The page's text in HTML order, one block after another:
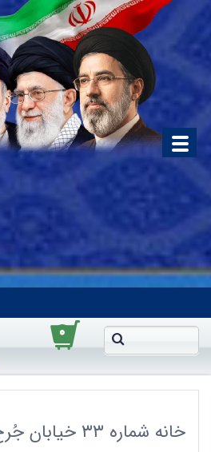
۰
خانه شماره ۳۳ خیابان جُرج پاتِن